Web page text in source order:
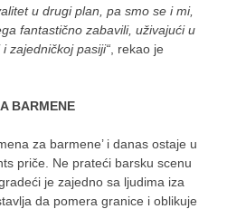
u drugi plan, pa smo se i mi,
fantastično zabavili, uživajući u
zajedničkoj pasiji“, rekao je
BARMENE
za barmene’ i danas ostaje u
priče. Ne prateći barsku scenu
je zajedno sa ljudima iza
da pomera granice i oblikuje